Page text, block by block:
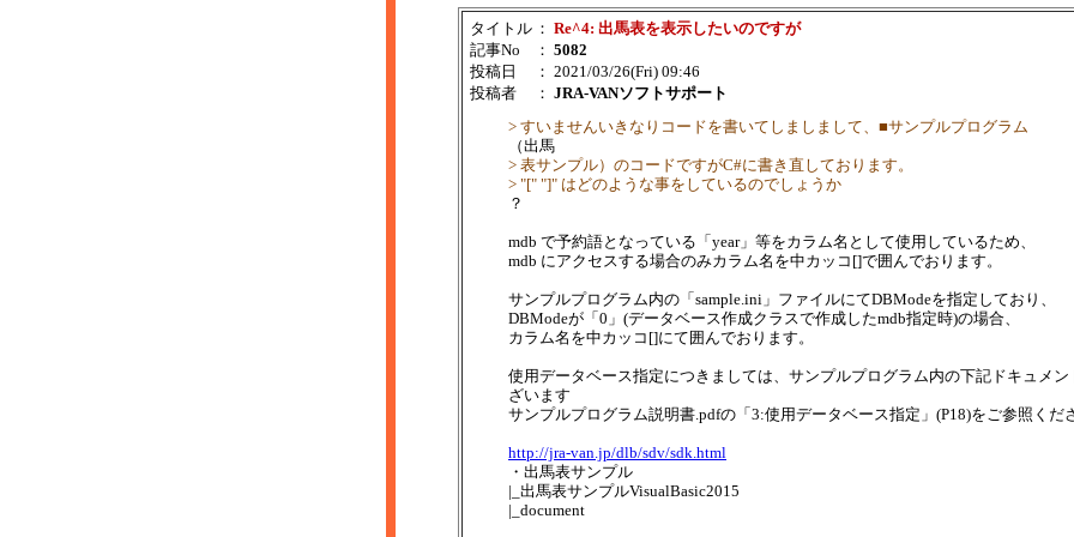
タイトル ： Re^4: 出馬表を表示したいのですが
記事No
： 5082
投稿日
： 2021/03/26(Fri) 09:46
投稿者
： JRA-VANソフトサポート
> すいませんいきなりコードを書いてしましまして、■サンプルプログラム
（出馬
> 表サンプル）のコードですがC#に書き直しております。
> "[" "]" はどのような事をしているのでしょうか
？
mdb で予約語となっている「year」等をカラム名として使用しているため、
mdb にアクセスする場合のみカラム名を中カッコ[]で囲んでおります。
サンプルプログラム内の「sample.ini」ファイルにてDBModeを指定しており、
DBModeが「0」(データベース作成クラスで作成したmdb指定時)の場合、
カラム名を中カッコ[]にて囲んでおります。
使用データベース指定につきましては、サンプルプログラム内の下記ドキュメン
ざいます
サンプルプログラム説明書.pdfの「3:使用データベース指定」(P18)をご参照くだ
http://jra-van.jp/dlb/sdv/sdk.html
・出馬表サンプル
|_出馬表サンプルVisualBasic2015
|_document